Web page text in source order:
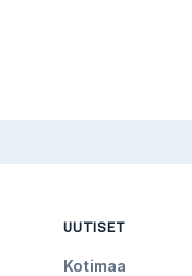
UUTISET
Kotimaa